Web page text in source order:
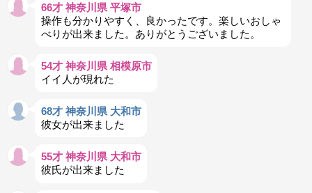
66才 神奈川県 平塚市
操作も分かりやすく、良かったです。楽しいおしゃ
べりが出来ました。ありがとうございました。
54才 神奈川県 相模原市
イイ人が現れた
68才 神奈川県 大和市
彼女が出来ました
55才 神奈川県 大和市
彼氏が出来ました